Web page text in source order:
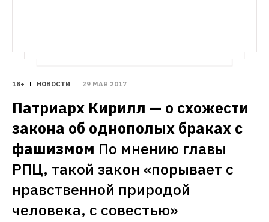
18+ НОВОСТИ 29 МАЯ 2017
Патриарх Кирилл — о схожести
закона об однополых браках с
фашизмом По мнению главы
РПЦ, такой закон «порывает с
нравственной природой
человека, с совестью»